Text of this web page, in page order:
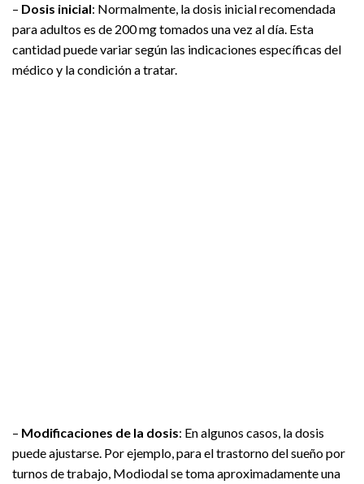
– Dosis inicial: Normalmente, la dosis inicial recomendada
para adultos es de 200 mg tomados una vez al día. Esta
cantidad puede variar según las indicaciones específicas del
médico y la condición a tratar.
– Modificaciones de la dosis: En algunos casos, la dosis
puede ajustarse. Por ejemplo, para el trastorno del sueño por
turnos de trabajo, Modiodal se toma aproximadamente una